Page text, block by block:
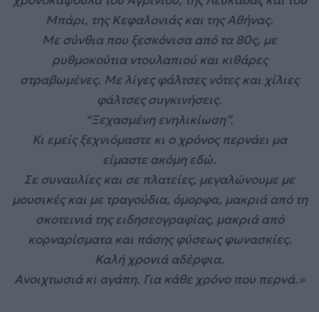
Μπάρι, της Κεφαλονιάς και της Αθήνας.
Με σύνθια που ξεσκόνισα από τα 80ς, με
ρυθμοκούτια ντουλαπιού και κιθάρες
στραβωμένες. Με λίγες φάλτσες νότες και χίλιες
φάλτσες συγκινήσεις.
“Ξεχασμένη ενηλικίωση”.
Κι εμείς ξεχνιόμαστε κι ο χρόνος περνάει μα
είμαστε ακόμη εδώ.
Σε συναυλίες και σε πλατείες, μεγαλώνουμε με
μουσικές και με τραγούδια, όμορφα, μακριά από τη
σκοτεινιά της ειδησεογραφίας, μακριά από
κορναρίσματα και πάσης φύσεως φωνασκίες.
Καλή χρονιά αδέρφια.
Ανοιχτωσιά κι αγάπη. Για κάθε χρόνο που περνά.»